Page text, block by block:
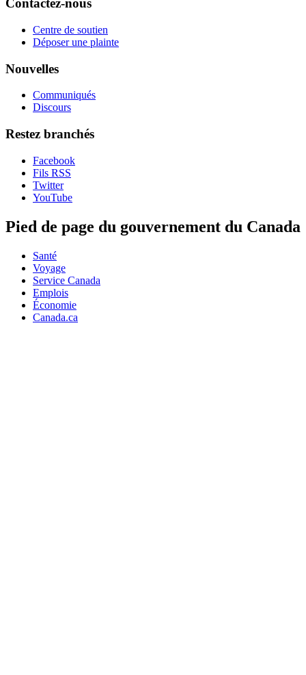
Contactez-nous
Centre de soutien
Déposer une plainte
Nouvelles
Communiqués
Discours
Restez branchés
Facebook
Fils RSS
Twitter
YouTube
Pied de page du gouvernement du Canada
Santé
Voyage
Service Canada
Emplois
Économie
Canada.ca